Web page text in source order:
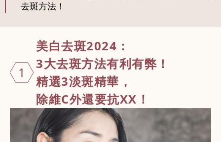
去斑方法！
1
美白去斑2024：
3大去斑方法有利有弊！
精選3淡斑精華，
除維C外還要抗XX！